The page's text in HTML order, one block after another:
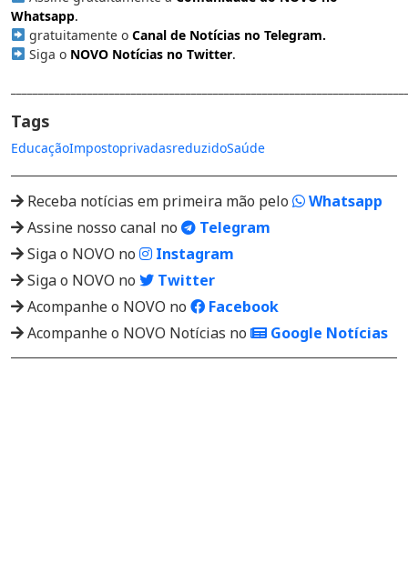
Whatsapp.
gratuitamente o Canal de Notícias no Telegram.
Siga o NOVO Notícias no Twitter.
Tags
EducaçãoImpostoprivadasreduzidoSaúde
Receba notícias em primeira mão pelo
Whatsapp
Assine nosso canal no
Telegram
Siga o NOVO no
Instagram
Siga o NOVO no
Twitter
Acompanhe o NOVO no
Facebook
Acompanhe o NOVO Notícias no
Google Notícias